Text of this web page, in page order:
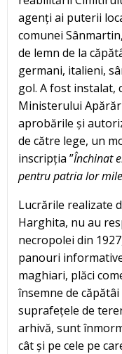
agenți ai puterii
comunei
de lemn de la
germani, italieni,
gol. A fost instalat,
Ministerului
aprobările și
de către lege, un
inscripția ”Închinat
pentru patria lor
Lucrările realizate
Harghita, nu au
necropolei din
panouri
maghiari, plăci
însemne de
suprafețele de
arhivă, sunt
cât și pe cele pe